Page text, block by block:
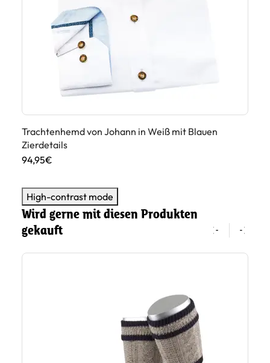
Trachtenhemd von Johann in Weiß mit Blauen
Zierdetails
94,95€
High-contrast mode
Wird gerne mit diesen Produkten
gekauft